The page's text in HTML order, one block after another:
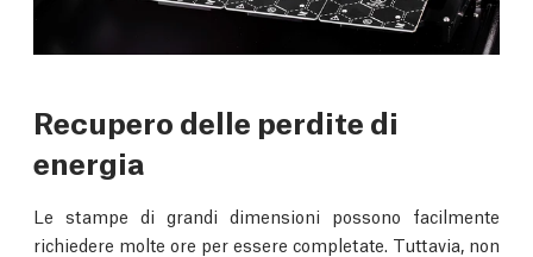
Recupero delle perdite di
energia
Le stampe di grandi dimensioni possono facilmente
richiedere molte ore per essere completate. Tuttavia, non